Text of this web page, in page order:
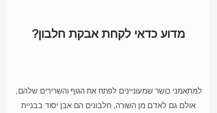
מדוע כדאי לקחת אבקת חלבון?
למתאמני כושר שמעוניינים לפתח את הגוף והשרירים שלהם,
אולם גם לאדם מן השורה, חלבונים הם אבן יסוד בבניית